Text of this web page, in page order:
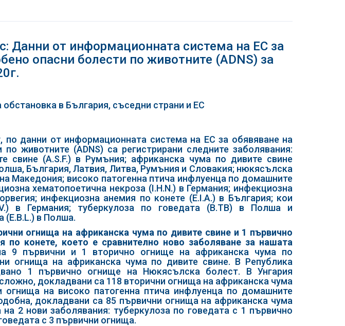
Данни от информационната система на ЕС за
опасни болести по животните (ADNS) за
обстановка в България, съседни страни и ЕС
по данни от информационната система на ЕС за обявяване на
животните (ADNS) са регистрирани следните заболявания:
свине (A.S.F.) в Румъния; африканска чума по дивите свине
България, Латвия, Литва, Румъния и Словакия; нюкясълска
Македония; високо патогенна птича инфлуенца по домашните
хематопоетична некроза (I.H.N.) в Германия; инфекциозна
инфекциозна анемия по конете (E.I.A.) в България; кои
в Германия; туберкулоза по говедата (B.TB) в Полша и
(E.B.L.) в Полша.
огнища на африканска чума по дивите свине и 1 първично
по конете, което е сравнително новo заболяване за нашата
9 първични и 1 вторично огнище на африканска чума по
огнища на африканска чума по дивите свине. В Република
1 първично огнище на Нюкясълска болест. В Унгария
докладвани са 118 вторични огнища на африканска чума
огнища на високо патогенна птича инфлуенца по домашните
докладвани са 85 първични огнища на африканска чума
2 нови заболявания: туберкулоза по говедата с 1 първично
с 3 първични огнища.